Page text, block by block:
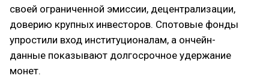
своей ограниченной эмиссии, децентрализации,
доверию крупных инвесторов. Спотовые фонды
упростили вход институционалам, а ончейн-
данные показывают долгосрочное удержание
монет.